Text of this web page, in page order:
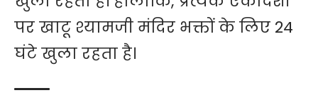
पर खाटू श्यामजी मंदिर भक्तों के लिए 24
घंटे खुला रहता है।